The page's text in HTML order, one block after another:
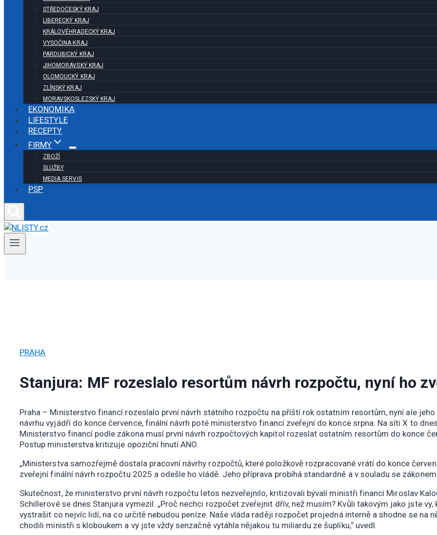
STŘEDOČESKÝ KRAJ
LIBERECKÝ KRAJ
KRÁLOVÉHRADECKÝ KRAJ
VYSOČINA KRAJ
PARDUBICKÝ KRAJ
JIHOMORAVSKÝ KRAJ
OLOMOUCKÝ KRAJ
ZLÍNSKÝ KRAJ
MORAVSKOSLEZSKÝ KRAJ
EKONOMIKA
LIFESTYLE
RECEPTY
FIRMY
ZBOŽÍ
SLUŽBY
MEDIA SERVIS
PSP
PRAHA
Stanjura: MF rozeslalo resortům návrh rozpočtu, nyní ho
Praha – Ministerstvo financí rozeslalo první návrh státního rozpočtu na příští rok ostatním resortům, nyní ale
návrhu vyjádří do konce července, finální návrh poté ministerstvo financí zveřejní do konce srpna. Na síti X to
Ministerstvo financí podle zákona musí první návrh rozpočtových kapitol rozeslat ostatním resortům do konce
Postup ministerstva kritizuje opoziční hnutí ANO.
„Ministerstva samozřejmě dostala pracovní návrhy rozpočtů, které položkově rozpracované vrátí do konce
zveřejní finální návrh rozpočtu 2025 a odešle ho vládě. Jeho příprava probíhá standardně a v souladu se
Skutečnost, že ministerstvo první návrh rozpočtu letos nezveřejnilo, kritizovali bývalí ministři financí Miroslav
Schillerové se dnes Stanjura vymezil. „Proč nechci rozpočet zveřejnit dřív, než musím? Kvůli takovým jako jste
vystrašit co nejvíc lidí, na co určitě nebudou peníze. Naše vláda raději rozpočet projedná interně a shodne se na
chodili ministři s kloboukem a vy jste vždy senzačně vytáhla nějakou tu miliardu ze šuplíku,“ uvedl.